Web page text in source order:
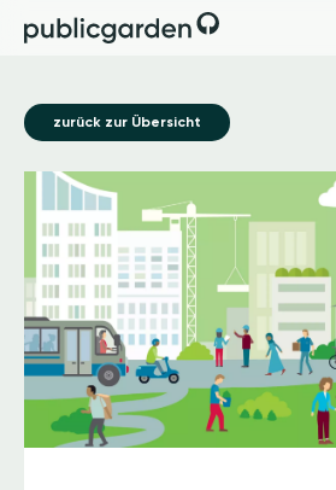
zurück zur Übersicht
Image